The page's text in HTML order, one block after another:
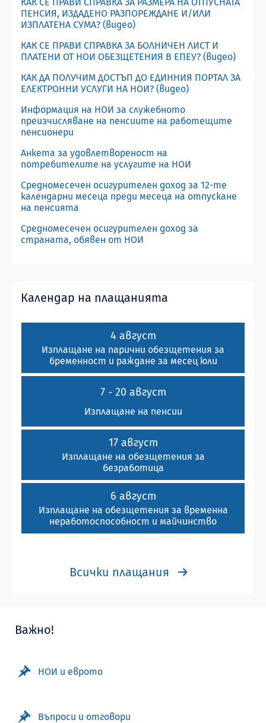
ПЕНСИЯ, ИЗДАДЕНО РАЗПОРЕЖДАНЕ И/ИЛИ
ИЗПЛАТЕНА СУМА? (видео)
КАК СЕ ПРАВИ СПРАВКА ЗА БОЛНИЧЕН ЛИСТ И
ПЛАТЕНИ ОТ НОИ ОБЕЗЩЕТЕНИЯ В ЕПЕУ? (видео)
КАК ДА ПОЛУЧИМ ДОСТЪП ДО ЕДИННИЯ ПОРТАЛ ЗА
ЕЛЕКТРОННИ УСЛУГИ НА НОИ? (видео)
Информация на НОИ за служебното
преизчисляване на пенсиите на работещите
пенсионери
Анкета за удовлетвореност на
потребителите на услугите на НОИ
Средномесечен осигурителен доход за 12-те
календарни месеца преди месеца на отпускане
на пенсията
Средномесечен осигурителен доход за
страната, обявен от НОИ
Календар на плащанията
4 август
Изплащане на парични обезщетения за
бременност и раждане за месец юли
7 - 20 август
Изплащане на пенсии
17 август
Изплащане на обезщетения за
безработица
6 август
Изплащане на обезщетения за временна
неработоспособност и майчинство
Всички плащания
Важно!
НОИ и еврото
Въпроси и отговори